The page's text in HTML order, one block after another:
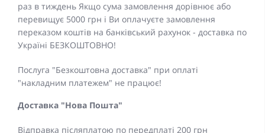
раз в тиждень Якщо сума замовлення дорівнює або
перевищує 5000 грн і Ви оплачуєте замовлення
переказом коштів на банківський рахунок - доставка по
Україні БЕЗКОШТОВНО!
Послуга "Безкоштовна доставка" при оплаті
"накладним платежем" не працює!
Доставка "Нова Пошта"
Відправка післяплатою по передплаті 200 грн